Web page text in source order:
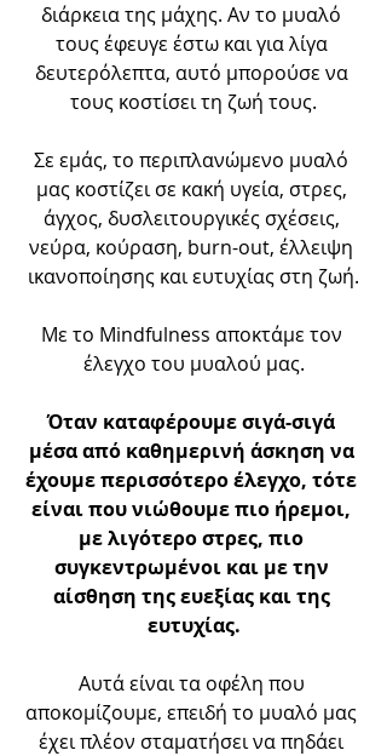
διάρκεια της μάχης. Αν το μυαλό
τους έφευγε έστω και για λίγα
δευτερόλεπτα, αυτό μπορούσε να
τους κοστίσει τη ζωή τους.
Σε εμάς, το περιπλανώμενο μυαλό
μας κοστίζει σε κακή υγεία, στρες,
άγχος, δυσλειτουργικές σχέσεις,
νεύρα, κούραση, burn-out, έλλειψη
ικανοποίησης και ευτυχίας στη ζωή.
Με το Mindfulness αποκτάμε τον
έλεγχο του μυαλού μας.
Όταν καταφέρουμε σιγά-σιγά
μέσα από καθημερινή άσκηση να
έχουμε περισσότερο έλεγχο, τότε
είναι που νιώθουμε πιο ήρεμοι,
με λιγότερο στρες, πιο
συγκεντρωμένοι και με την
αίσθηση της ευεξίας και της
ευτυχίας.
Αυτά είναι τα οφέλη που
αποκομίζουμε, επειδή το μυαλό μας
έχει πλέον σταματήσει να πηδάει